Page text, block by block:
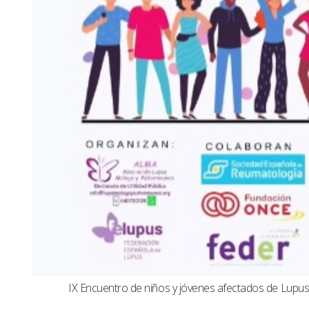
IX Encuentro de niños y jóvenes afectados de